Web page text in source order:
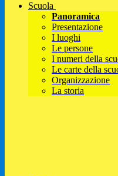
Scuola
Panoramica
Presentazione
I luoghi
Le persone
I numeri della
Le carte della
Organizzazione
La storia